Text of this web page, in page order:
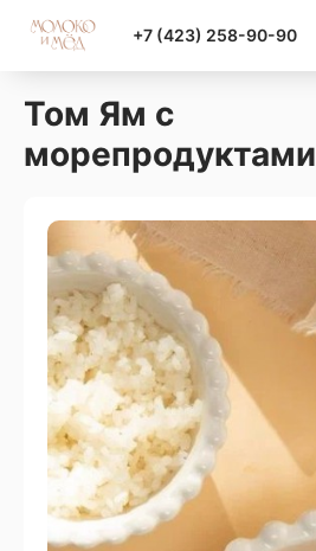
+7 (423) 258-90-90
Том Ям с
морепродуктами